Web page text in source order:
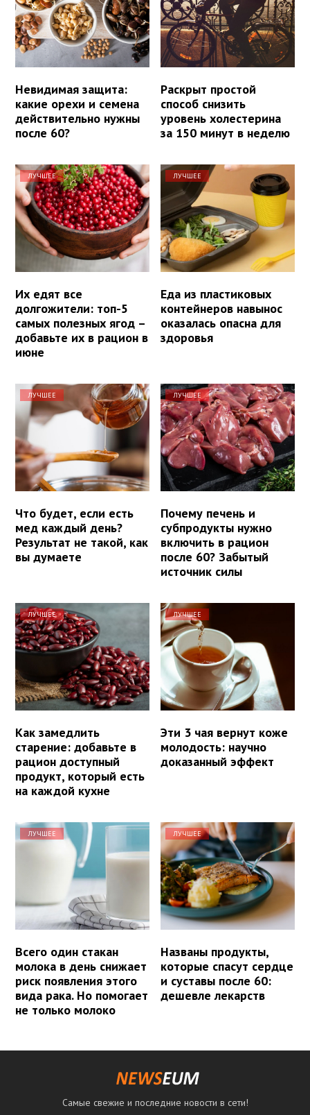
Невидимая защита:
какие орехи и семена
действительно нужны
после 60?
Раскрыт простой
способ снизить
уровень холестерина
за 150 минут в неделю
ЛУЧШЕЕ
Их едят все
долгожители: топ-5
самых полезных ягод –
добавьте их в рацион в
июне
ЛУЧШЕЕ
Еда из пластиковых
контейнеров навынос
оказалась опасна для
здоровья
ЛУЧШЕЕ
Что будет, если есть
мед каждый день?
Результат не такой, как
вы думаете
ЛУЧШЕЕ
Почему печень и
субпродукты нужно
включить в рацион
после 60? Забытый
источник силы
ЛУЧШЕЕ
Как замедлить
старение: добавьте в
рацион доступный
продукт, который есть
на каждой кухне
ЛУЧШЕЕ
Эти 3 чая вернут коже
молодость: научно
доказанный эффект
ЛУЧШЕЕ
Всего один стакан
молока в день снижает
риск появления этого
вида рака. Но помогает
не только молоко
ЛУЧШЕЕ
Названы продукты,
которые спасут сердце
и суставы после 60:
дешевле лекарств
Самые свежие и последние новости в сети!